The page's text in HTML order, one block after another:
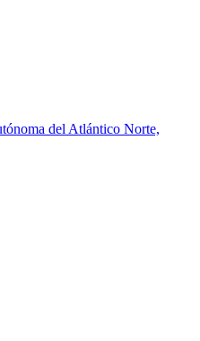
del Atlántico Norte,